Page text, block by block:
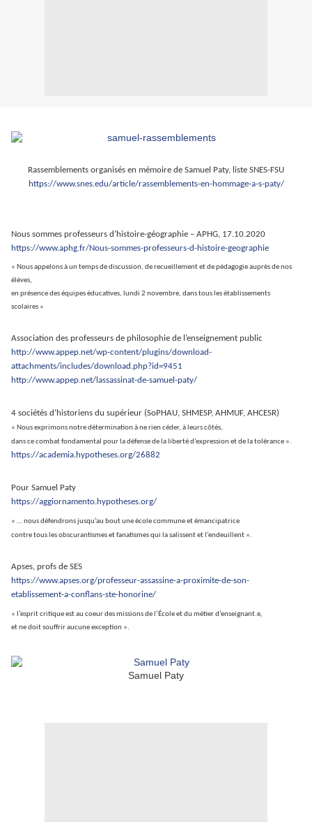
Rassemblements organisés en mémoire de Samuel Paty, liste SNES-FSU
https://www.snes.edu/article/rassemblements-en-hommage-a-s-paty/
Nous sommes professeurs d’histoire-géographie – APHG, 17.10.2020
https://www.aphg.fr/Nous-sommes-professeurs-d-histoire-geographie
« Nous appelons à un temps de discussion, de recueillement et de pédagogie auprès de nos
élèves,
en présence des équipes éducatives, lundi 2 novembre, dans tous les établissements
scolaires »
Association des professeurs de philosophie de l’enseignement public
http://www.appep.net/wp-content/plugins/download-
attachments/includes/download.php?id=9451
http://www.appep.net/lassassinat-de-samuel-paty/
4 sociétés d’historiens du supérieur (SoPHAU, SHMESP, AHMUF, AHCESR)
« Nous exprimons notre détermination à ne rien céder, à leurs côtés,
dans ce combat fondamental pour la défense de la liberté d’expression et de la tolérance ».
https://academia.hypotheses.org/26882
Pour Samuel Paty
https://aggiornamento.hypotheses.org/
« … nous défendrons jusqu’au bout une école commune et émancipatrice
contre tous les obscurantismes et fanatismes qui la salissent et l’endeuillent ».
Apses, profs de SES
https://www.apses.org/professeur-assassine-a-proximite-de-son-
etablissement-a-conflans-ste-honorine/
« l’esprit critique est au coeur des missions de l’École et du métier d’enseignant.e,
et ne doit souffrir aucune exception ».
Samuel Paty